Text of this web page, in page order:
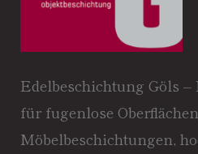
Edelbeschichtung Göls
für fugenlose
Möbelbeschichtungen,